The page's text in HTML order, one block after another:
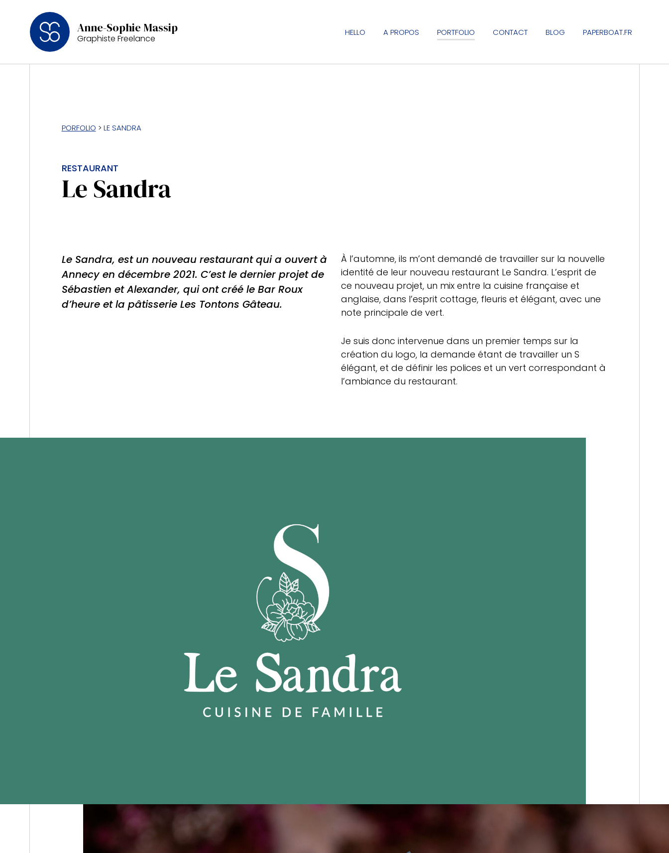
Anne-Sophie Massip
Graphiste Freelance
HELLO A PROPOS PORTFOLIO CONTACT BLOG PAPERBOAT.FR
PORFOLIO > LE SANDRA
RESTAURANT
Le Sandra
Le Sandra, est un nouveau restaurant qui a ouvert à
Annecy en décembre 2021. C’est le dernier projet de
Sébastien et Alexander, qui ont créé le Bar Roux
d’heure et la pâtisserie Les Tontons Gâteau.
À l’automne, ils m’ont demandé de travailler sur la nouvelle
identité de leur nouveau restaurant Le Sandra. L’esprit de
ce nouveau projet, un mix entre la cuisine française et
anglaise, dans l’esprit cottage, fleuris et élégant, avec une
note principale de vert.
Je suis donc intervenue dans un premier temps sur la
création du logo, la demande étant de travailler un S
élégant, et de définir les polices et un vert correspondant à
l’ambiance du restaurant.